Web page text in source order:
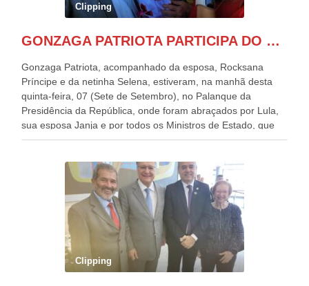
Clipping
GONZAGA PATRIOTA PARTICIPA DO DESFILE DA INDEPENDÊNCIA NO PALANQUE DA PRESIDÊNCIA DA REPÚBLICA E É ABRAÇADO POR LULA E POR GERALDO ALCKMIN.
Gonzaga Patriota, acompanhado da esposa, Rocksana
Príncipe e da netinha Selena, estiveram, na manhã desta
quinta-feira, 07 (Sete de Setembro), no Palanque da
Presidência da República, onde foram abraçados por Lula,
sua esposa Janja e por todos os Ministros de Estado, que
estavam presentes, nos Desfiles da Independência da
outros desfiles, na Esplanada dos Ministérios, disse ter sido
o deste ano, o maior e o mais organizado de todos. “Há
quatro décadas, como Patriota até no nome, participo
anualmente dos desfiles de Sete de Setembro, na
Esplanada dos Ministérios, em Brasília. Este ano, o governo
preparou espaços com cadeiras e coberturas, para 30.000
pessoas, só que o número de Patriotas Brasileiros
Independentes, dobrou na Esplanada. Eu, Lula e os
Clipping